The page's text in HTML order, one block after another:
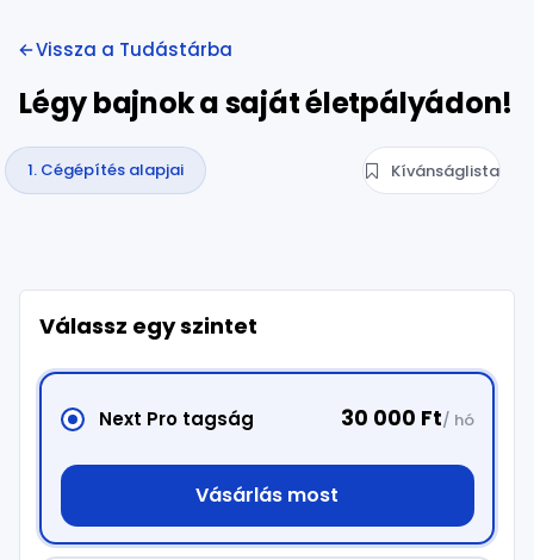
Vissza a Tudástárba
Légy bajnok a saját életpályádon!
1. Cégépítés alapjai Kívánságlista
Válassz egy szintet
Next Pro tagság 30 000 Ft/ hó
Vásárlás most